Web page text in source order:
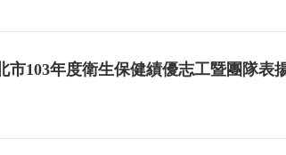
市103年度衛生保健績優志工暨團隊表